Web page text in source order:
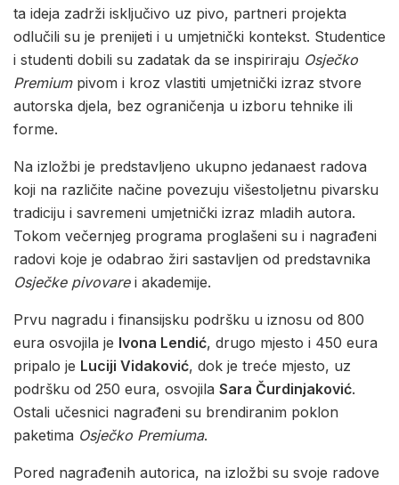
ta ideja zadrži isključivo uz pivo, partneri projekta
odlučili su je prenijeti i u umjetnički kontekst. Studentice
i studenti dobili su zadatak da se inspiriraju Osječko
Premiumpivom i kroz vlastiti umjetnički izraz stvore
autorska djela, bez ograničenja u izboru tehnike ili
forme.
Na izložbi je predstavljeno ukupno jedanaest radova
koji na različite načine povezuju višestoljetnu pivarsku
tradiciju i savremeni umjetnički izraz mladih autora.
Tokom večernjeg programa proglašeni su i nagrađeni
radovi koje je odabrao žiri sastavljen od predstavnika
Osječke pivovarei akademije.
Prvu nagradu i finansijsku podršku u iznosu od 800
eura osvojila je Ivona Lendić, drugo mjesto i 450 eura
pripalo je Luciji Vidaković, dok je treće mjesto, uz
podršku od 250 eura, osvojila Sara Čurdinjaković.
Ostali učesnici nagrađeni su brendiranim poklon
paketima Osječko Premiuma.
Pored nagrađenih autorica, na izložbi su svoje radove